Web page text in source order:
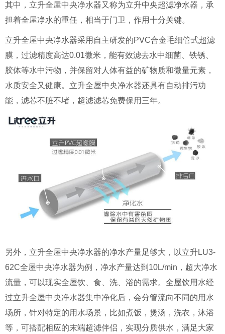
其中，立升全屋中央净水器又称为立升中央超滤净水器，承
担着全屋净水的重任，相当于门卫，作用十分关键。
立升全屋中央净水器采用自主研发的PVC合金毛细管式超滤
膜，过滤精度高达0.01微米，能有效滤去水中细菌、铁锈、
胶体等水中污物，并保留对人体有益的矿物质和微量元素，
水质安全又健康。立升全屋中央净水器还具有自动排污功
能，滤芯不脏不堵，超滤滤芯免费保用三年。
另外，立升全屋中央净水器的净水产量足够大，以立升LU3-
62C全屋中央净水器为例，净水产量达到 10L/min ，超大净水
流量，可以现实全屋饮、食、洗、浴的需求。全屋饮用水经
过立升全屋中央净水器集中净化后，会分管流向不同的用水
场所，针对特定的用水场景，比如煮饭，煲汤，洗衣，沐浴
等，可搭配相应的末端超滤伴侣，实现分质供水，满足大家